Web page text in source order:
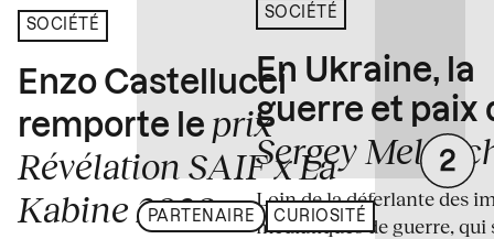
SOCIÉTÉ
Enzo Castellucci
remporte le prix
Révélation SAIF x La
Kabine 2026
PARTENAIRE CURIOSITÉ
SOCIÉTÉ
En Ukraine, la
guerre et paix
Sergey
Loin de la déferlante des
médiatiques de guerre, qui